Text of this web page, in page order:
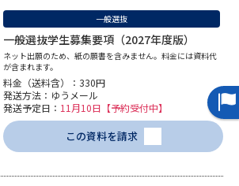
受験スケジュールを立てよう
テレメール全国一斉進学調査
問発見 学問検索
一般選抜
一般選抜学生募集要項（2027年度版）
ネット出願のため、紙の願書を含みません。料金には資料代
が含まれます。
料金（送料含）：330円
発送方法：ゆうメール
発送予定日： 11月10日【予約受付中】
この資料を請求